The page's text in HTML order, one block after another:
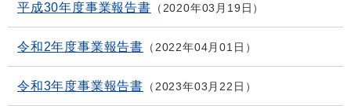
平成30年度事業報告書 2020年03月19日
令和2年度事業報告書 2022年04月01日
令和3年度事業報告書 2023年03月22日